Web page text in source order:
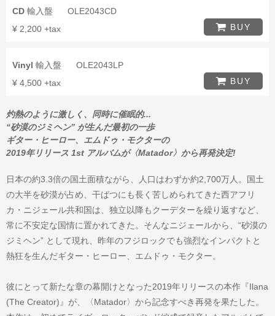
CD 輸入盤
OLE2043CD
¥ 2,200 +tax
BUY
Vinyl 輸入盤
OLE2043LP
¥ 4,500 +tax
BUY
灼熱のように激しく、同時に催眠的...
“砂漠のジミヘン” が生んだ最初の一歩
ギター・ヒーロー、エムドゥ・モクターの
2019年リリース 1st アルバムが〈Matador〉から再発決定!
日本の約3.3倍の国土面積ながら、人口はわずか約2,700万人。国土
の大半を砂漠が占め、干ばつにも長く苦しめられてきた西アフリ
カ・ニジェール共和国は、独立以降もクーデターを繰り返すなど、
常に不安定な国情に置かれてきた。そんなニジェールから、“砂漠の
ジミヘン” として現れ、昨年のフジロックでも強烈なインパクトと
熱狂を生んだギター・ヒーロー、エムドゥ・モクター。
彼にとって新たな章の幕開けとなった2019年リリースの本作『Ilana
(The Creator)』が、〈Matador〉から記念すべき再発を果たした。